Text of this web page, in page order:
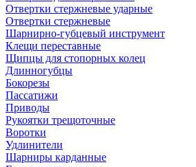
Отвертки стержневые ударные
Отвертки стержневые
Шарнирно-губцевый инструмент
Клещи переставные
Щипцы для стопорных колец
Длинногубцы
Бокорезы
Пассатижи
Приводы
Рукоятки трещоточные
Воротки
Удлинители
Шарниры карданные